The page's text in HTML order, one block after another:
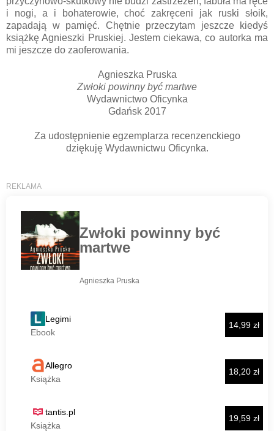
i nogi, a i bohaterowie, choć zakręceni jak ruski słoik,
zapadają w pamięć. Chętnie przeczytam jeszcze kiedyś
książkę Agnieszki Pruskiej. Jestem ciekawa, co autorka ma
mi jeszcze do zaoferowania.
Agnieszka Pruska
Zwłoki powinny być martwe
Wydawnictwo Oficynka
Gdańsk 2017
Za udostępnienie egzemplarza recenzenckiego
dziękuję Wydawnictwu Oficynka.